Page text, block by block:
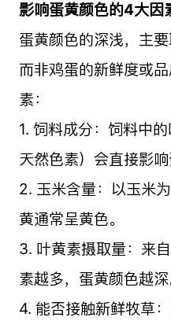
影响蛋黄颜色的4大因
蛋黄颜色的深浅，主
而非鸡蛋的新鲜度或
素：
1. 饲料成分：饲料中
天然色素）会直接影响
2. 玉米含量：以玉米
黄通常呈黄色。
3. 叶黄素摄取量：来
素越多，蛋黄颜色越深
4. 能否接触新鲜牧草